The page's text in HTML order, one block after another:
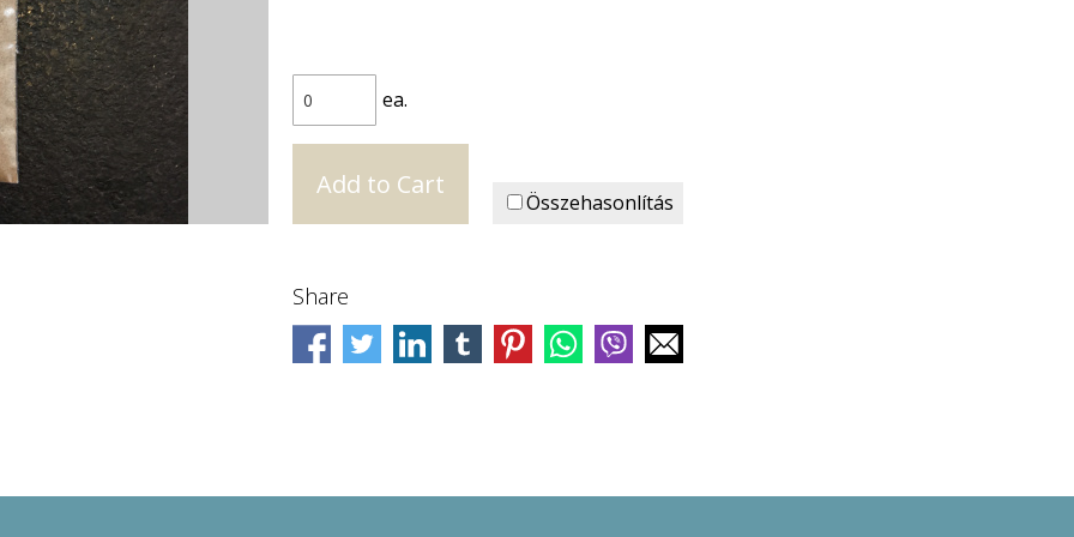
ea.
Összehasonlítás
Share